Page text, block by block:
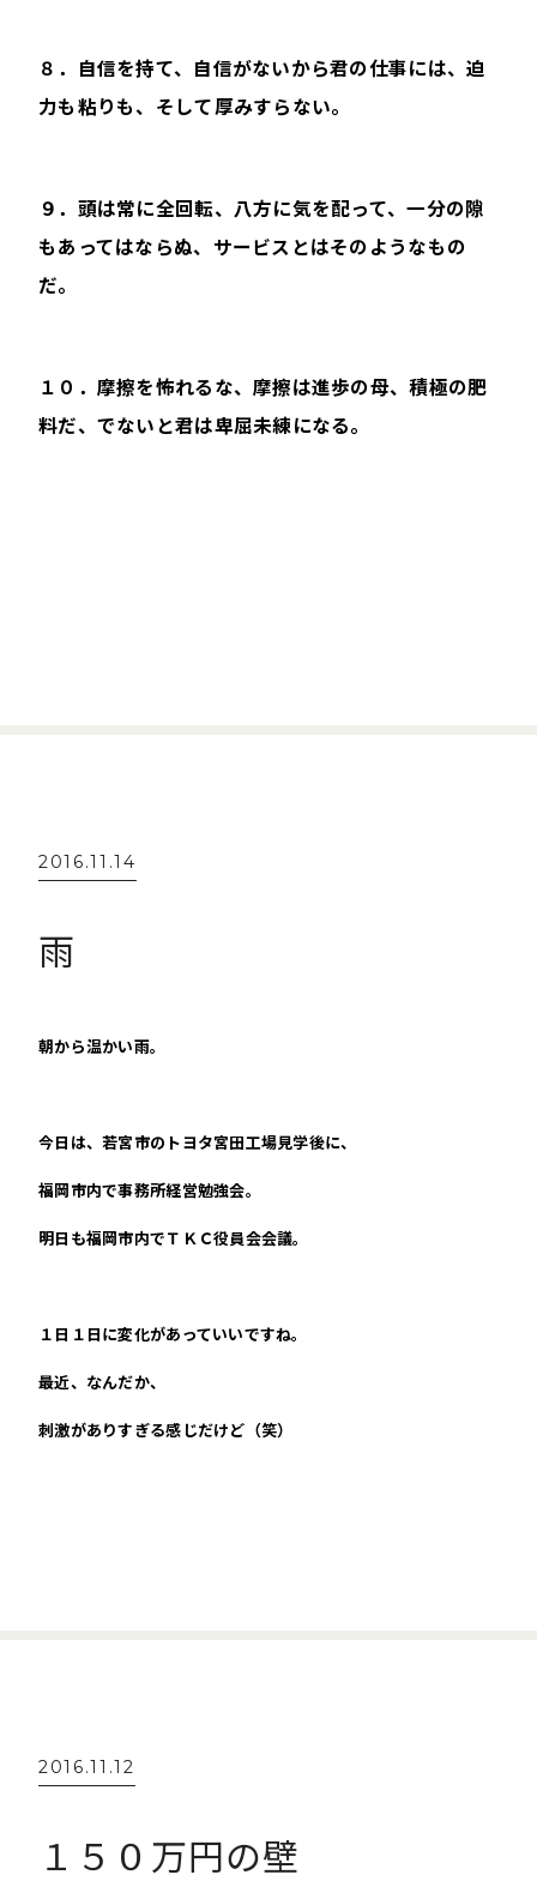
８．自信を持て、自信がないから君の仕事には、迫
力も粘りも、そして厚みすらない。
９．頭は常に全回転、八方に気を配って、一分の隙
もあってはならぬ、サービスとはそのよう なもの
だ。
１０．摩擦を怖れるな、摩擦は進歩の母、積極の肥
料だ、でないと君は卑屈未練になる。
2016.11.14
雨
朝から温かい雨。
今日は、若宮市のトヨタ宮田工場見学後に、
福岡市内で事務所経営勉強会。
明日も福岡市内でＴＫＣ役員会会議。
１日１日に変化があっていいですね。
最近、なんだか、
刺激がありすぎる感じだけど（笑）
2016.11.12
１５０万円の壁